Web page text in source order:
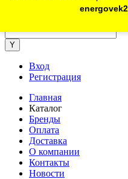
Вход
Регистрация
Главная
Каталог
Бренды
Оплата
Доставка
О компании
Контакты
Новости